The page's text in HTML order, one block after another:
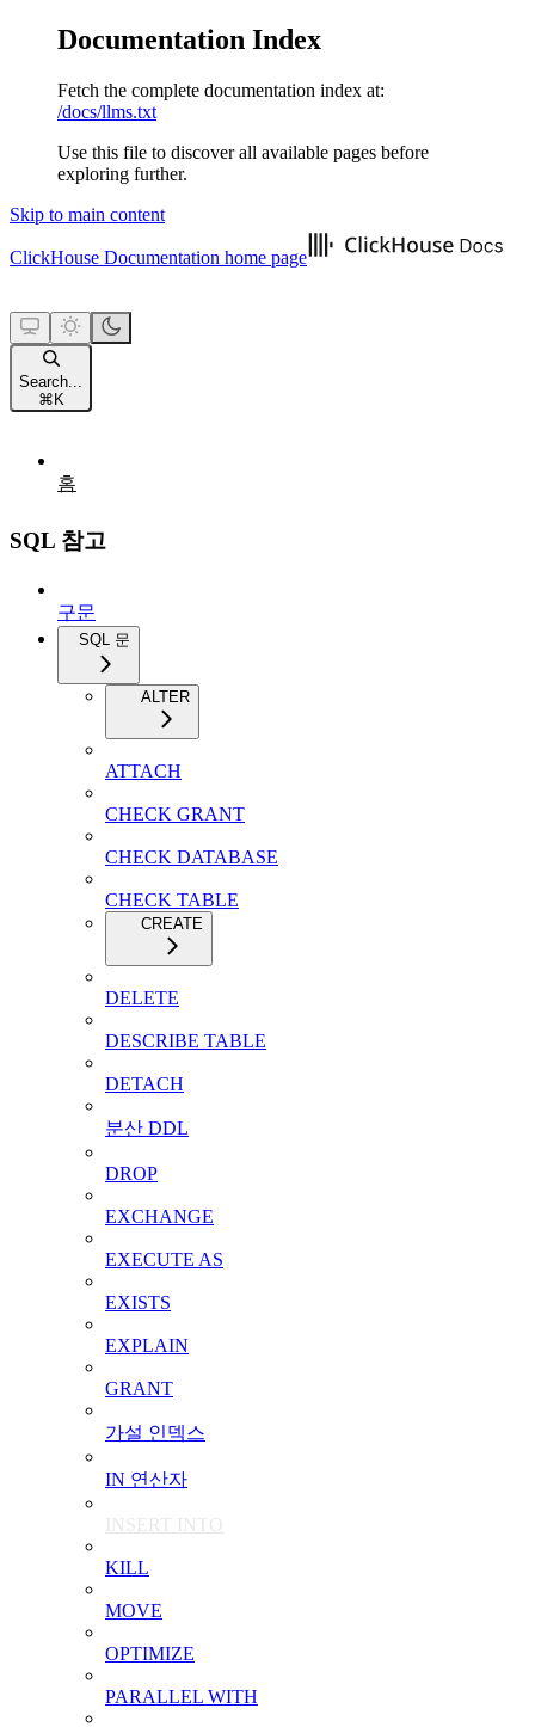
Documentation Index
Fetch the complete documentation index at:
/docs/llms.txt
Use this file to discover all available pages before
exploring further.
Skip to main content
ClickHouse Documentation home page
Search...
⌘ K
홈
SQL 참고
구문
SQL 문
ALTER
ATTACH
CHECK GRANT
CHECK DATABASE
CHECK TABLE
CREATE
DELETE
DESCRIBE TABLE
DETACH
분산 DDL
DROP
EXCHANGE
EXECUTE AS
EXISTS
EXPLAIN
GRANT
가설 인덱스
IN 연산자
INSERT INTO
KILL
MOVE
OPTIMIZE
PARALLEL WITH